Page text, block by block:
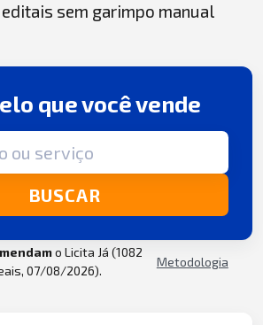
sem garimpo manual
que você vende
BUSCAR
o Licita Já (1082
07/08/2026).
Metodologia